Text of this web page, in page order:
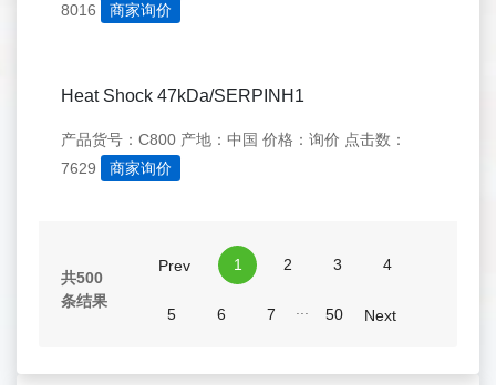
8016
商家询价
Heat Shock 47kDa/SERPINH1
产品货号：C800 产地：中国 价格：询价 点击数：
7629
商家询价
共500
条结果
Prev 1 2 3 4
5 6 7 50 Next